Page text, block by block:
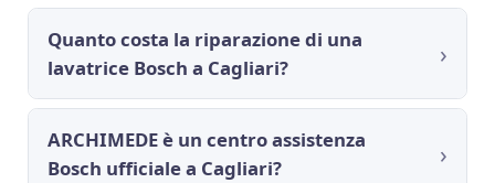
Quanto costa la riparazione di una
lavatrice Bosch a Cagliari?
ARCHIMEDE è un centro assistenza
Bosch ufficiale a Cagliari?